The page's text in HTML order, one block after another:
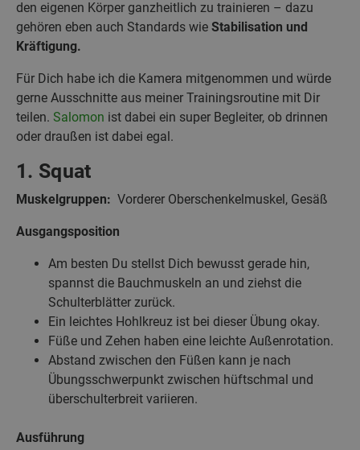
den eigenen Körper ganzheitlich zu trainieren – dazu
gehören eben auch Standards wie Stabilisation und
Kräftigung.
Für Dich habe ich die Kamera mitgenommen und würde
gerne Ausschnitte aus meiner Trainingsroutine mit Dir
teilen. Salomon ist dabei ein super Begleiter, ob drinnen
oder draußen ist dabei egal.
1. Squat
Muskelgruppen: Vorderer Oberschenkelmuskel, Gesäß
Ausgangsposition
Am besten Du stellst Dich bewusst gerade hin,
spannst die Bauchmuskeln an und ziehst die
Schulterblätter zurück.
Ein leichtes Hohlkreuz ist bei dieser Übung okay.
Füße und Zehen haben eine leichte Außenrotation.
Abstand zwischen den Füßen kann je nach
Übungsschwerpunkt zwischen hüftschmal und
überschulterbreit variieren.
Ausführung